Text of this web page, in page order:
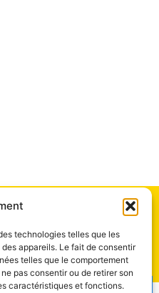
technologies telles que les
appareils. Le fait de consentir
telles que le comportement
pas consentir ou de retirer son
caractéristiques et fonctions.